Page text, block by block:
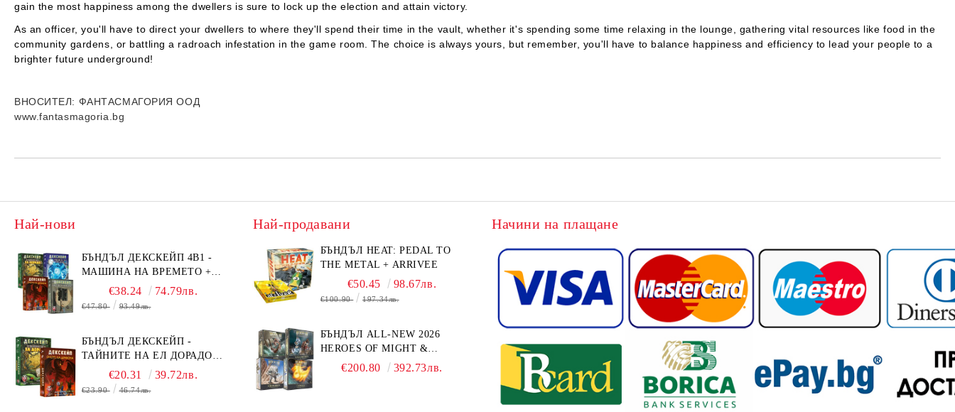
gain the most happiness among the dwellers is sure to lock up the election and attain victory.
As an officer, you'll have to direct your dwellers to where they'll spend their time in the vault, whether it's spending some time relaxing in the lounge, gathering vital resources like food in the
community gardens, or battling a radroach infestation in the game room. The choice is always yours, but remember, you'll have to balance happiness and efficiency to lead your people to a
brighter future underground!
ВНОСИТЕЛ: ФАНТАСМАГОРИЯ ООД
www.fantasmagoria.bg
Най-нови
БЪНДЪЛ ДЕКСКЕЙП 4В1 -
МАШИНА НА ВРЕМЕТО +
БЯГСТВО ОТ АЛКАТРАЗ +
ТАЙНИТЕ НА ЕЛ ДОРАДО +
€38.24 74.79лв.
€47.80 93.49лв.
БЪНДЪЛ ДЕКСКЕЙП -
ТАЙНИТЕ НА ЕЛ ДОРАДО +
ОЧИТЕ НА ДРАКОНА
€20.31 39.72лв.
€23.90 46.74лв.
Най-продавани
БЪНДЪЛ HEAT: PEDAL TO
THE METAL + ARRIVEE
€50.45 98.67лв.
€100.90 197.34лв.
БЪНДЪЛ ALL-NEW 2026
HEROES OF MIGHT &
MAGIC III: THE BOARD
€200.80 392.73лв.
Начини на плащане